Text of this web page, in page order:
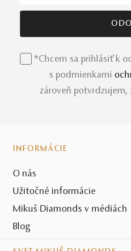
*Chcem sa prihlásiť k
s podmienkami
zároveň potvrdzujem,
INFORMÁCIE
O nás
Užitočné informácie
Mikuš Diamonds v médiách
Blog